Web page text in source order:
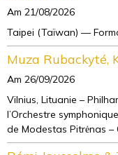
Am 21/08/2026
Taipei (Taïwan) —
Muza Rubackyté,
Am 26/09/2026
Vilnius, Lituanie –
l’Orchestre
de Modestas Pitrėnas –